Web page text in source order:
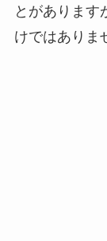
とがあります
けではありま